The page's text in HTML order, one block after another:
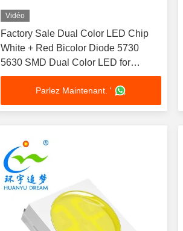
Vidéo
Factory Sale Dual Color LED Chip
White + Red Bicolor Diode 5730
5630 SMD Dual Color LED for
Horticulture Lighting
Parlez Maintenant. '